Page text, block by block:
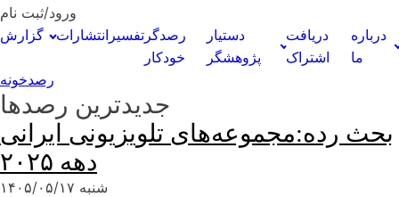
ورود/ثبت نام
گزارش
انتشارات تفسیررصدگر
خودکار
دستیار
پژوهشگر
دریافت
اشتراک
درباره
ما
رصدخونه
جدیدترین رصدها
بحث رده:مجموعه‌های تلویزیونی ایرانی
دهه ۲۰۲۵
شنبه ۱۴۰۵/۰۵/۱۷